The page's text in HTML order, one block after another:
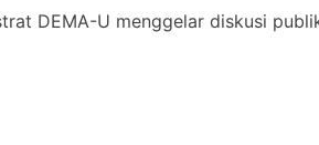
DEMA-U menggelar diskusi